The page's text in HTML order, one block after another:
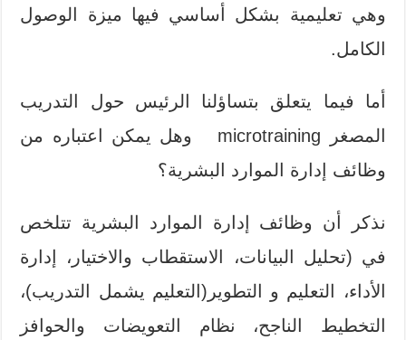
وهي تعليمية بشكل أساسي فيها ميزة الوصول
الكامل.
أما فيما يتعلق بتساؤلنا الرئيس حول التدريب
المصغر microtraining وهل يمكن اعتباره من
وظائف إدارة الموارد البشرية؟
نذكر أن وظائف إدارة الموارد البشرية تتلخص
في (تحليل البيانات، الاستقطاب والاختيار، إدارة
الأداء، التعليم و التطوير(التعليم يشمل التدريب)،
التخطيط الناجح، نظام التعويضات والحوافز